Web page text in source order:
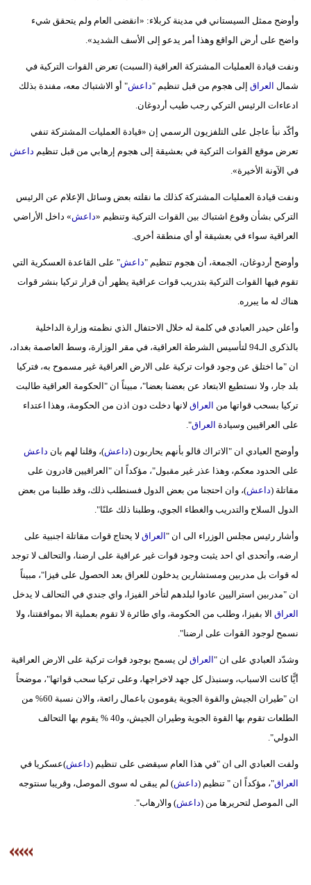
وأوضح ممثل السيستاني في مدينة كربلاء: «انقضى العام ولم يتحقق شيء
واضح على أرض الواقع وهذا أمر يدعو إلى الأسف الشديد».
ونفت قيادة العمليات المشتركة العراقية (السبت) تعرض القوات التركية في
شمال العراق إلى هجوم من قبل تنظيم "داعش" أو الاشتباك معه، مفندة بذلك
ادعاءات الرئيس التركي رجب طيب أردوغان.
وأكّد نبأ عاجل على التلفزيون الرسمي إن «قيادة العمليات المشتركة تنفي
تعرض موقع القوات التركية في بعشيقة إلى هجوم إرهابي من قبل تنظيم داعش
في الآونة الأخيرة».
ونفت قيادة العمليات المشتركة كذلك ما نقلته بعض وسائل الإعلام عن الرئيس
التركي بشأن وقوع اشتباك بين القوات التركية وتنظيم «داعش» داخل الأراضي
العراقية سواء في بعشيقة أو أي منطقة أخرى.
وأوضح أردوغان، الجمعة، أن هجوم تنظيم "داعش" على القاعدة العسكرية التي
تقوم فيها القوات التركية بتدريب قوات عراقية يظهر أن قرار تركيا بنشر قوات
هناك له ما يبرره.
وأعلن حيدر العبادي في كلمة له خلال الاحتفال الذي نظمته وزارة الداخلية
بالذكرى الـ94 لتأسيس الشرطة العراقية، في مقر الوزارة، وسط العاصمة بغداد،
ان "ما اختلق عن وجود قوات تركية على الارض العراقية غير مسموح به، فتركيا
بلد جار، ولا نستطيع الابتعاد عن بعضنا بعضا"، مبيناً ان "الحكومة العراقية طالبت
تركيا بسحب قواتها من العراق لانها دخلت دون اذن من الحكومة، وهذا اعتداء
على العراقيين وسيادة العراق".
وأوضح العبادي ان "الاتراك قالو بأنهم يحاربون (داعش)، وقلنا لهم بان داعش
على الحدود معكم، وهذا عذر غير مقبول"، مؤكداً ان "العراقيين قادرون على
مقاتلة (داعش)، وان احتجنا من بعض الدول فسنطلب ذلك، وقد طلبنا من بعض
الدول السلاح والتدريب والغطاء الجوي، وطلبنا ذلك علنًا".
وأشار رئيس مجلس الوزراء الى ان "العراق لا يحتاج قوات مقاتلة اجنبية على
ارضه، وأتحدى اي احد يثبت وجود قوات غير عراقية على ارضنا، والتحالف لا توجد
له قوات بل مدربين ومستشارين يدخلون للعراق بعد الحصول على فيزا"، مبيناً
ان "مدربين استراليين عادوا لبلدهم لتأخر الفيزا، واي جندي في التحالف لا يدخل
العراق الا بفيزا، وطلب من الحكومة، واي طائرة لا تقوم بعملية الا بموافقتنا، ولا
نسمح لوجود القوات على ارضنا".
وشدّد العبادي على ان "العراق لن يسمح بوجود قوات تركية على الارض العراقية
أيًّا كانت الاسباب، وسنبذل كل جهد لاخراجها، وعلى تركيا سحب قواتها"، موضحاً
ان "طيران الجيش والقوة الجوية يقومون باعمال رائعة، والان نسبة 60% من
الطلعات تقوم بها القوة الجوية وطيران الجيش، و40 % يقوم بها التحالف
الدولي".
ولفت العبادي الى ان "في هذا العام سيقضى على تنظيم (داعش)عسكريا في
العراق"، مؤكداً ان " تنظيم (داعش) لم يبقى له سوى الموصل، وقريبا سنتوجه
الى الموصل لتحريرها من (داعش) والارهاب".